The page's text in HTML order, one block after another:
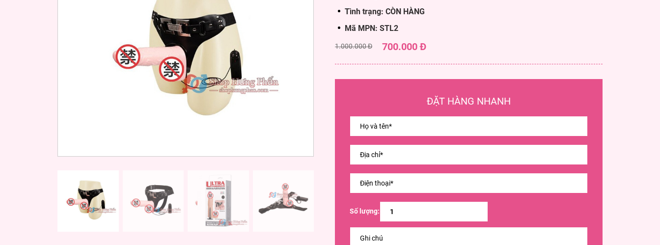
Tình trạng: CÒN HÀNG
Mã MPN: STL2
1.000.000 Đ 700.000 Đ
ĐẶT HÀNG NHANH
Số lượng: